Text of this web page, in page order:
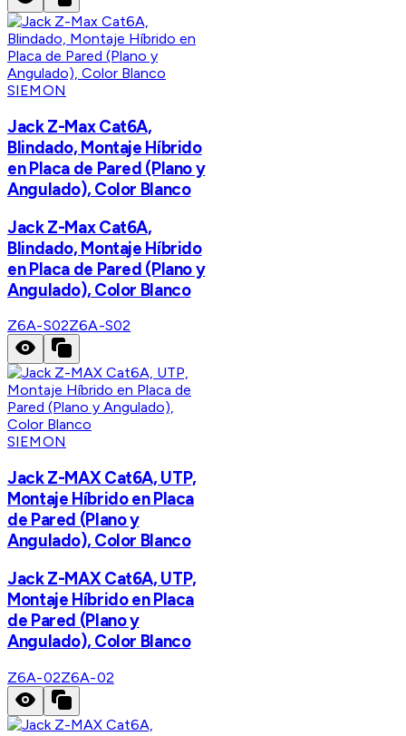
SIEMON
Jack Z-Max Cat6A,
Blindado, Montaje Híbrido
en Placa de Pared (Plano y
Angulado), Color Blanco
Jack Z-Max Cat6A,
Blindado, Montaje Híbrido
en Placa de Pared (Plano y
Angulado), Color Blanco
Z6A-S02Z6A-S02
SIEMON
Jack Z-MAX Cat6A, UTP,
Montaje Híbrido en Placa
de Pared (Plano y
Angulado), Color Blanco
Jack Z-MAX Cat6A, UTP,
Montaje Híbrido en Placa
de Pared (Plano y
Angulado), Color Blanco
Z6A-02Z6A-02